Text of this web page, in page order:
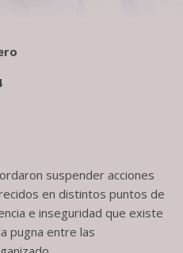
suspender acciones
en distintos puntos de
e inseguridad que existe
pugna entre las